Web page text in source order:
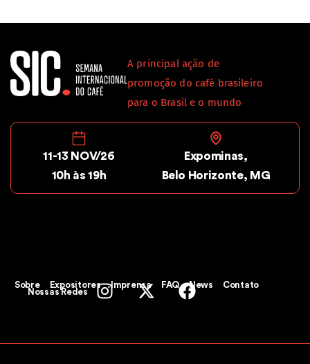
A principal ação de
promoção do café brasileiro
para o Brasil e o mundo
11-13 NOV/26
10h às 19h
Expominas,
Belo Horizonte, MG
Sobre Expositores Imprensa FAQ News Contato
Nossas Redes